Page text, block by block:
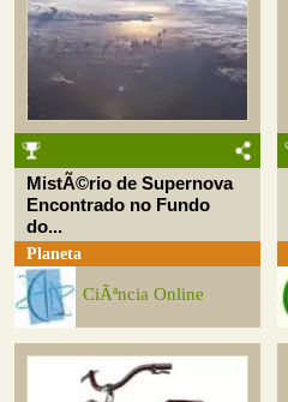
MistÃ©rio de Supernova
Encontrado no Fundo
do...
Planeta
CiÃªncia Online